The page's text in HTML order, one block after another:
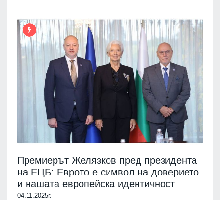
Премиерът Желязков пред президента
на ЕЦБ: Еврото е символ на доверието
и нашата европейска идентичност
04.11.2025г.